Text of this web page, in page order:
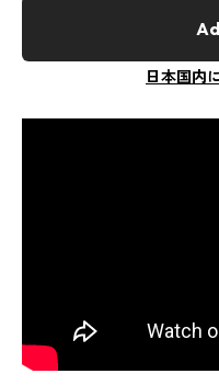
日本国内